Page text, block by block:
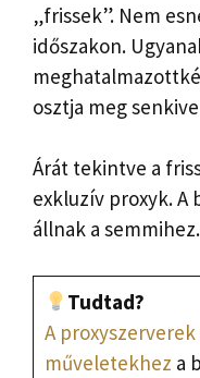
„frissek”. Nem
időszakon.
osztja meg
Árát tekintve a
exkluzív proxyk.
állnak a semmihez.
Tudtad?
A
műveletekhez a